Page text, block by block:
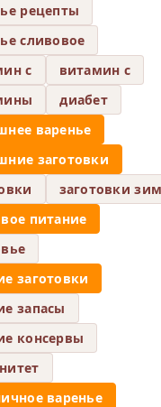
рецепты
сливовое
c
витамин с
диабет
варенье
заготовки
заготовки
питание
заготовки
запасы
консервы
варенье